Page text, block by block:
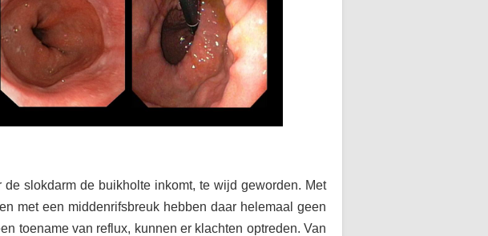
slokdarm de buikholte inkomt, te wijd geworden. Met
met een middenrifsbreuk hebben daar helemaal geen
toename van reflux, kunnen er klachten optreden. Van